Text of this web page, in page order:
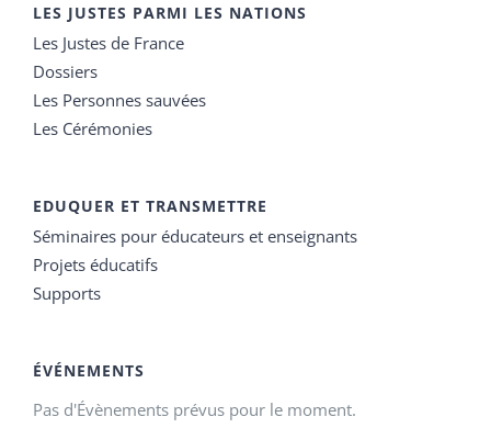
LES JUSTES PARMI LES NATIONS
Les Justes de France
Dossiers
Les Personnes sauvées
Les Cérémonies
EDUQUER ET TRANSMETTRE
Séminaires pour éducateurs et enseignants
Projets éducatifs
Supports
ÉVÉNEMENTS
Pas d'Évènements prévus pour le moment.